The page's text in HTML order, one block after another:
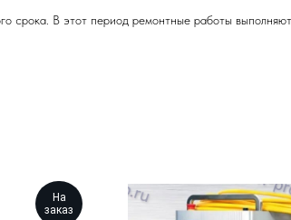
срока. В этот период ремонтные работы
На
заказ